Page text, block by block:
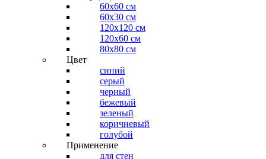
60х60 см
60x30 см
120x120 см
120x60 см
80x80 см
Цвет
синий
серый
черный
бежевый
зеленый
коричневый
голубой
Применение
для стен